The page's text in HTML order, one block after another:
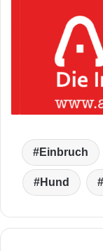
Einbruch
Hund